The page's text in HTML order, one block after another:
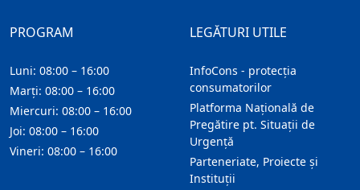
LEGĂTURI UTILE
InfoCons - protecția
consumatorilor
Platforma Națională de
Pregătire pt. Situații de
Urgență
Parteneriate, Proiecte și
Instituții
PROGRAM
Luni: 08:00 – 16:00
Marți: 08:00 – 16:00
Miercuri: 08:00 – 16:00
Joi: 08:00 – 16:00
Vineri: 08:00 – 16:00